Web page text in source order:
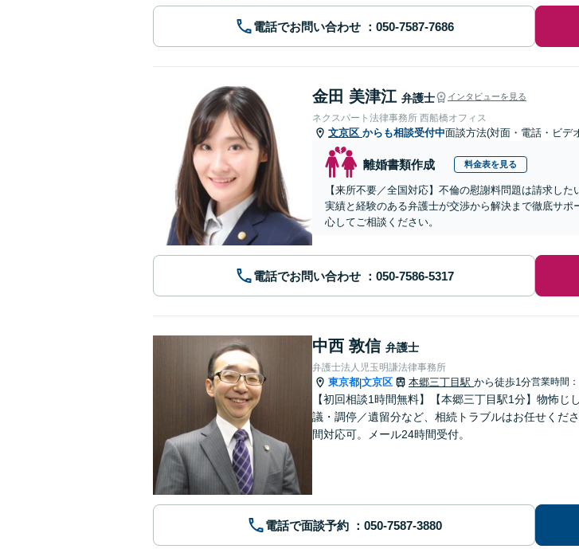
電話でお問い合わせ
金田 美津江 弁護士 インタビューを見る
ネクスパート法律事務所 西船橋オフィス
文京区 からも相談受付中面談方法(対面・電話・ビデ
離婚書類作成 料金表を見る
【来所不要／全国対応】不倫の慰謝料問題は請求し
実績と経験のある弁護士が交渉から解決まで徹底サ
心してご相談ください。
電話でお問い合わせ
中西 敦信 弁護士
弁護士法人児玉明謙法律事務所
東京都|文京区 本郷三丁目駅 から徒歩1分営業時間
【初回相談1時間無料】【本郷三丁目駅1分】物怖
議・調停／遺留分など、相続トラブルはお任せくだ
間対応可。メール24時間受付。
電話で面談予約